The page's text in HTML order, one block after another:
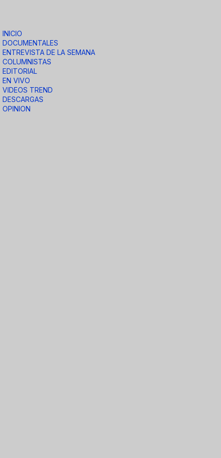
INICIO
DOCUMENTALES
ENTREVISTA DE LA SEMANA
COLUMNISTAS
EDITORIAL
EN VIVO
VIDEOS TREND
DESCARGAS
OPINION